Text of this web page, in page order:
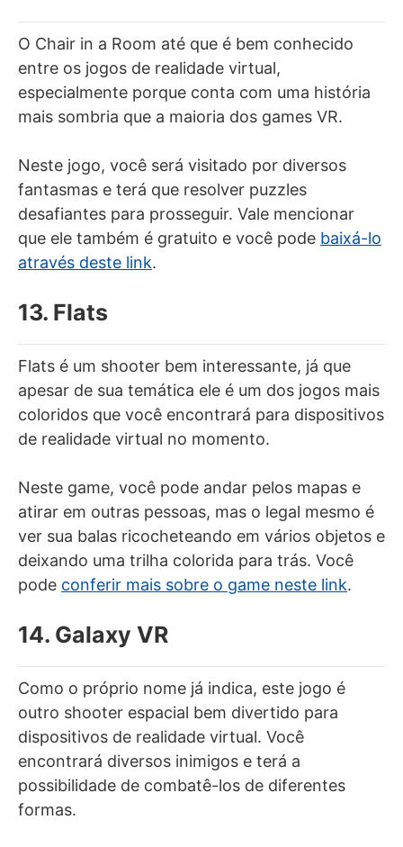
O Chair in a Room até que é bem conhecido
entre os jogos de realidade virtual,
especialmente porque conta com uma história
mais sombria que a maioria dos games VR.
Neste jogo, você será visitado por diversos
fantasmas e terá que resolver puzzles
desafiantes para prosseguir. Vale mencionar
que ele também é gratuito e você pode baixá-lo
através deste link.
13. Flats
Flats é um shooter bem interessante, já que
apesar de sua temática ele é um dos jogos mais
coloridos que você encontrará para dispositivos
de realidade virtual no momento.
Neste game, você pode andar pelos mapas e
atirar em outras pessoas, mas o legal mesmo é
ver sua balas ricocheteando em vários objetos e
deixando uma trilha colorida para trás. Você
pode conferir mais sobre o game neste link.
14. Galaxy VR
Como o próprio nome já indica, este jogo é
outro shooter espacial bem divertido para
dispositivos de realidade virtual. Você
encontrará diversos inimigos e terá a
possibilidade de combatê-los de diferentes
formas.